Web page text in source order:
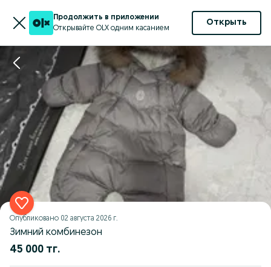
Продолжить в приложении
Открывайте OLX одним касанием
Открыть
Опубликовано 02 августа 2026 г.
Зимний комбинезон
45 000 тг.